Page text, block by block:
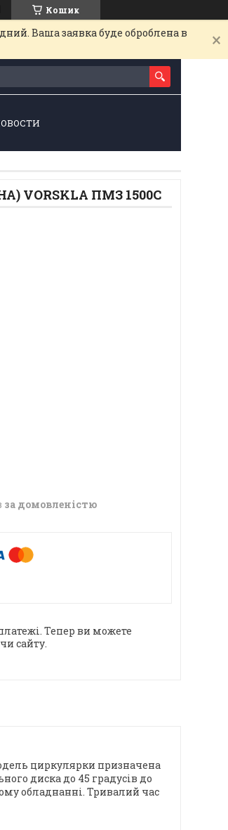
Кошик
Ваша заявка буде оброблена в
VORSKLA ПМЗ 1500С
за домовленістю
Тепер ви можете
сайту.
циркулярки призначена
диска до 45 градусів до
обладнанні. Тривалий час